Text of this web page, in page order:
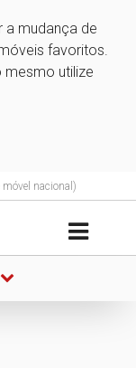
a mudança de
favoritos.
mesmo utilize
móvel nacional)